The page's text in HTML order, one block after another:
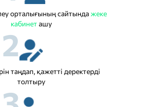
орталығының сайтындажеке
кабинеташу
2
таңдап, қажетті деректерді
толтыру